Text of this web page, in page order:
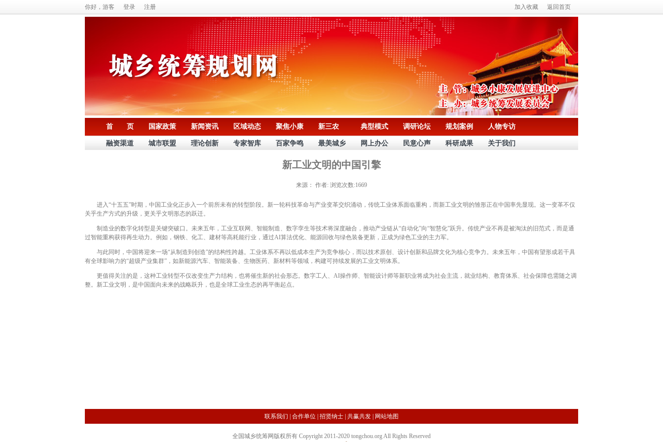
你好，游客 登录 注册 加入收藏 返回首页
首 页 国家政策 新闻资讯 区域动态 聚焦小康 新三农 典型模式 调研论坛 规划案例 人物专访
融资渠道 城市联盟 理论创新 专家智库 百家争鸣 最美城乡 网上办公 民意心声 科研成果 关于我们
新工业文明的中国引擎
来源： 作者: 浏览次数:1669
进入“十五五”时期，中国工业化正步入一个前所未有的转型阶段。新一轮科技革命与产业变革交织涌动，传统工业体系面临重构，而新工业文明的雏形正在中国率先显现。这一变革不仅
关乎生产方式的升级，更关乎文明形态的跃迁。
制造业的数字化转型是关键突破口。未来五年，工业互联网、智能制造、数字孪生等技术将深度融合，推动产业链从“自动化”向“智慧化”跃升。传统产业不再是被淘汰的旧范式，而是通
过智能重构获得再生动力。例如，钢铁、化工、建材等高耗能行业，通过AI算法优化、能源回收与绿色装备更新，正成为绿色工业的主力军。
与此同时，中国将迎来一场“从制造到创造”的结构性跨越。工业体系不再以低成本生产为竞争核心，而以技术原创、设计创新和品牌文化为核心竞争力。未来五年，中国有望形成若干具
有全球影响力的“超级产业集群”，如新能源汽车、智能装备、生物医药、新材料等领域，构建可持续发展的工业文明体系。
更值得关注的是，这种工业转型不仅改变生产力结构，也将催生新的社会形态。数字工人、AI操作师、智能设计师等新职业将成为社会主流，就业结构、教育体系、社会保障也需随之调
整。新工业文明，是中国面向未来的战略跃升，也是全球工业生态的再平衡起点。
联系我们 合作单位 招贤纳士 共赢共发 网站地图
全国城乡统筹网版权所有 Copyright 2011-2020 tongchou.org All Rights Reserved